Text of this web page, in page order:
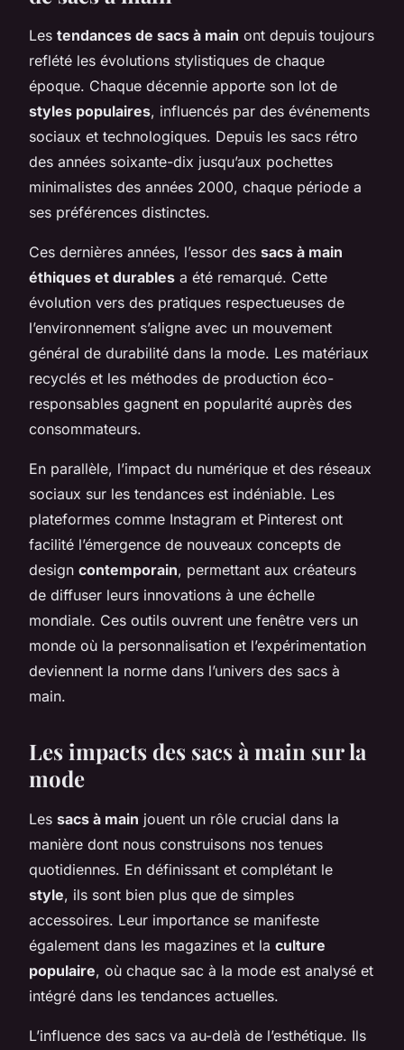
Les tendances de sacs à main ont depuis toujours
reflété les évolutions stylistiques de chaque
époque. Chaque décennie apporte son lot de
styles populaires, influencés par des événements
sociaux et technologiques. Depuis les sacs rétro
des années soixante-dix jusqu’aux pochettes
minimalistes des années 2000, chaque période a
ses préférences distinctes.
Ces dernières années, l’essor des sacs à main
éthiques et durables a été remarqué. Cette
évolution vers des pratiques respectueuses de
l’environnement s’aligne avec un mouvement
général de durabilité dans la mode. Les matériaux
recyclés et les méthodes de production éco-
responsables gagnent en popularité auprès des
consommateurs.
En parallèle, l’impact du numérique et des réseaux
sociaux sur les tendances est indéniable. Les
plateformes comme Instagram et Pinterest ont
facilité l’émergence de nouveaux concepts de
design contemporain, permettant aux créateurs
de diffuser leurs innovations à une échelle
mondiale. Ces outils ouvrent une fenêtre vers un
monde où la personnalisation et l’expérimentation
deviennent la norme dans l’univers des sacs à
main.
Les impacts des sacs à main sur la
mode
Les sacs à main jouent un rôle crucial dans la
manière dont nous construisons nos tenues
quotidiennes. En définissant et complétant le
style, ils sont bien plus que de simples
accessoires. Leur importance se manifeste
également dans les magazines et la culture
populaire, où chaque sac à la mode est analysé et
intégré dans les tendances actuelles.
L’influence des sacs va au-delà de l’esthétique. Ils